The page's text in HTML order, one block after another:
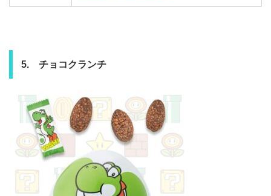
5. チョコクランチ